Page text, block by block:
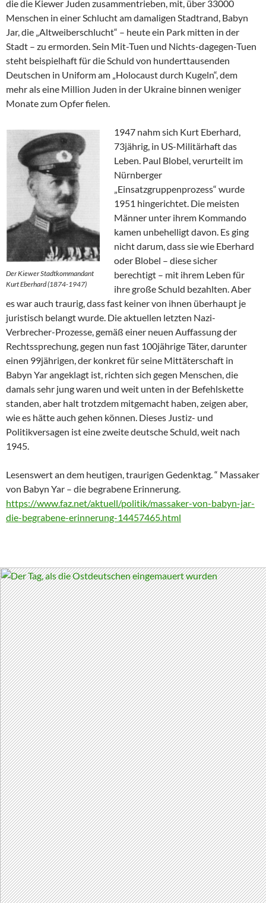
die die Kiewer Juden zusammentrieben, mit, über 33000
Menschen in einer Schlucht am damaligen Stadtrand, Babyn
Jar, die „Altweiberschlucht“ – heute ein Park mitten in der
Stadt – zu ermorden. Sein Mit-Tuen und Nichts-dagegen-Tuen
steht beispielhaft für die Schuld von hunderttausenden
Deutschen in Uniform am „Holocaust durch Kugeln“, dem
mehr als eine Million Juden in der Ukraine binnen weniger
Monate zum Opfer fielen.
Der Kiewer Stadtkommandant
Kurt Eberhard (1874-1947)
1947 nahm sich Kurt Eberhard,
73jährig, in US-Militärhaft das
Leben. Paul Blobel, verurteilt im
Nürnberger
„Einsatzgruppenprozess“ wurde
1951 hingerichtet. Die meisten
Männer unter ihrem Kommando
kamen unbehelligt davon. Es ging
nicht darum, dass sie wie Eberhard
oder Blobel – diese sicher
berechtigt – mit ihrem Leben für
ihre große Schuld bezahlten. Aber
es war auch traurig, dass fast keiner von ihnen überhaupt je
juristisch belangt wurde. Die aktuellen letzten Nazi-
Verbrecher-Prozesse, gemäß einer neuen Auffassung der
Rechtssprechung, gegen nun fast 100jährige Täter, darunter
einen 99jährigen, der konkret für seine Mittäterschaft in
Babyn Yar angeklagt ist, richten sich gegen Menschen, die
damals sehr jung waren und weit unten in der Befehlskette
standen, aber halt trotzdem mitgemacht haben, zeigen aber,
wie es hätte auch gehen können. Dieses Justiz- und
Politikversagen ist eine zweite deutsche Schuld, weit nach
1945.
Lesenswert an dem heutigen, traurigen Gedenktag. “ Massaker
von Babyn Yar – die begrabene Erinnerung.
https://www.faz.net/aktuell/politik/massaker-von-babyn-jar-
die-begrabene-erinnerung-14457465.html